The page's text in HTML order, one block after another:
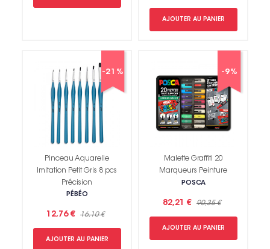
AJOUTER AU PANIER
-21%
Pinceau Aquarelle
Imitation Petit Gris 8 pcs
Précision
PÉBÉO
12,76 € 16,10 €
AJOUTER AU PANIER
-9%
Malette Graffiti 20
Marqueurs Peinture
POSCA
82,21 € 90,35 €
AJOUTER AU PANIER